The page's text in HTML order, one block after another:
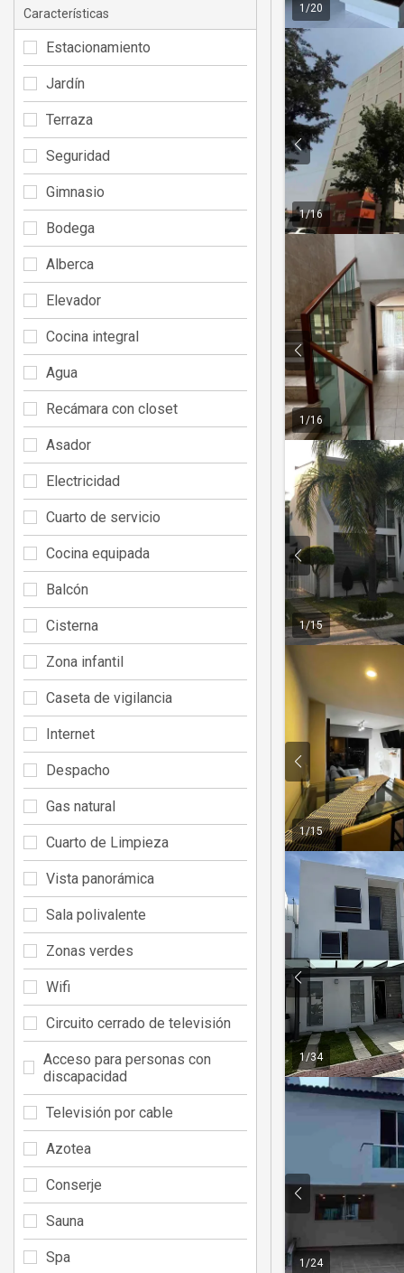
1 /20
1/16
1 /16
1/15
1/15
1/34
1 /24
Características
Estacionamiento
Jardín
Terraza
Seguridad
Gimnasio
Bodega
Alberca
Elevador
Cocina integral
Agua
Recámara con closet
Asador
Electricidad
Cuarto de servicio
Cocina equipada
Balcón
Cisterna
Zona infantil
Caseta de vigilancia
Internet
Despacho
Gas natural
Cuarto de Limpieza
Vista panorámica
Sala polivalente
Zonas verdes
Wifi
Circuito cerrado de televisión
Acceso para personas con
discapacidad
Televisión por cable
Azotea
Conserje
Sauna
Spa